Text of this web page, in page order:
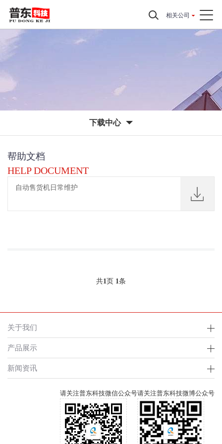
相关公司
下载中心
帮助文档
HELP DOCUMENT
自动售货机日常维护
共1页 1条
关于我们
产品展示
新闻资讯
请关注普东科技微博公众号
请关注普东科技微信公众号